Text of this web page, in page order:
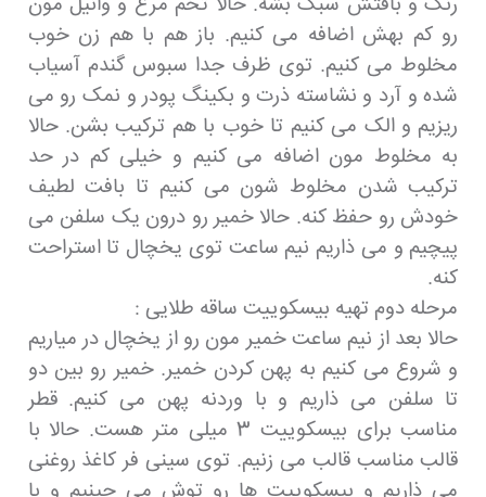
رو کم بهش اضافه می کنیم. باز هم با هم زن خوب
مخلوط می کنیم. توی ظرف جدا سبوس گندم آسیاب
شده و آرد و نشاسته ذرت و بکینگ پودر و نمک رو می
ریزیم و الک می کنیم تا خوب با هم ترکیب بشن. حالا
به مخلوط مون اضافه می کنیم و خیلی کم در حد
ترکیب شدن مخلوط شون می کنیم تا بافت لطیف
خودش رو حفظ کنه. حالا خمیر رو درون یک سلفن می
پیچیم و می ذاریم نیم ساعت توی یخچال تا استراحت
کنه.
مرحله دوم تهیه بیسکوییت ساقه طلایی :
حالا بعد از نیم ساعت خمیر مون رو از یخچال در میاریم
و شروع می کنیم به پهن کردن خمیر. خمیر رو بین دو
تا سلفن می ذاریم و با وردنه پهن می کنیم. قطر
مناسب برای بیسکوییت 3 میلی متر هست. حالا با
قالب مناسب قالب می زنیم. توی سینی فر کاغذ روغنی